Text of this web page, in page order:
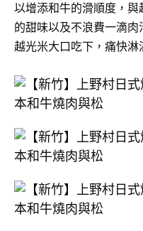
以增添和牛的滑順度，
的甜味以及不浪費一滴
越光米大口吃下，痛快淋